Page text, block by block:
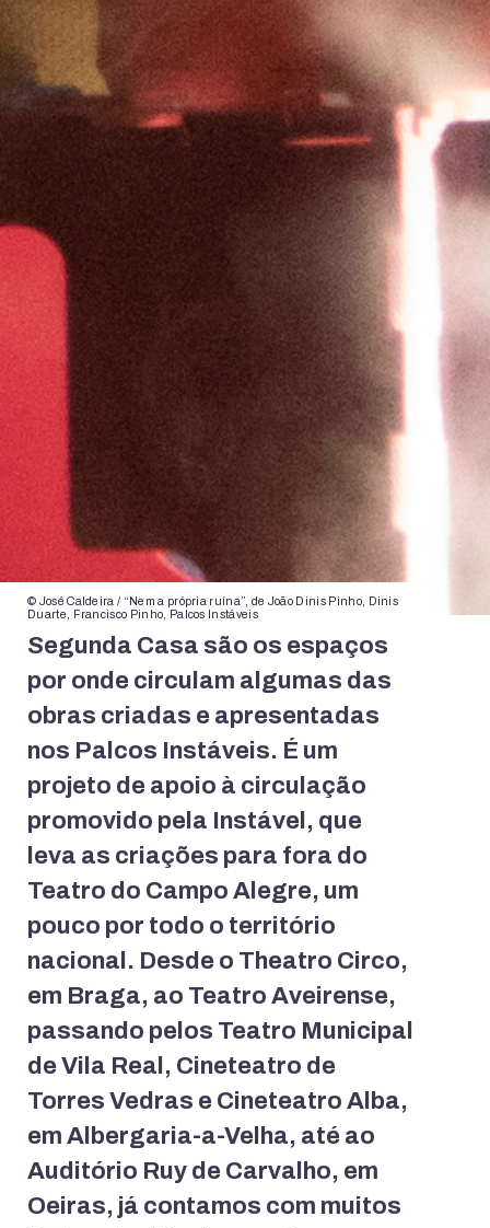
© José Caldeira / “Nem a própria ruína”, de João Dinis Pinho, Dinis
Duarte, Francisco Pinho, Palcos Instáveis
Segunda Casa são os espaços
por onde circulam algumas das
obras criadas e apresentadas
nos Palcos Instáveis. É um
projeto de apoio à circulação
promovido pela Instável, que
leva as criações para fora do
Teatro do Campo Alegre, um
pouco por todo o território
nacional. Desde o Theatro Circo,
em Braga, ao Teatro Aveirense,
passando pelos Teatro Municipal
de Vila Real, Cineteatro de
Torres Vedras e Cineteatro Alba,
em Albergaria-a-Velha, até ao
Auditório Ruy de Carvalho, em
Oeiras, já contamos com muitos